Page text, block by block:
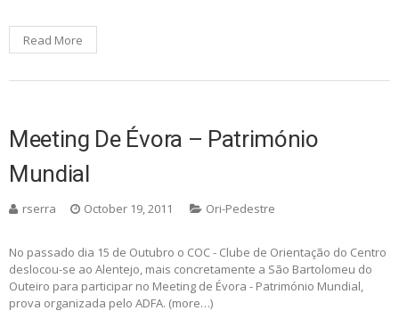
Read More
Meeting De Évora – Património
Mundial
rserra October 19, 2011 Ori-Pedestre
No passado dia 15 de Outubro o COC - Clube de Orientação do Centro
deslocou-se ao Alentejo, mais concretamente a São Bartolomeu do
Outeiro para participar no Meeting de Évora - Património Mundial,
prova organizada pelo ADFA. (more…)